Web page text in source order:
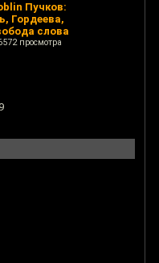
Пучков:
Гордеева,
слова
просмотра